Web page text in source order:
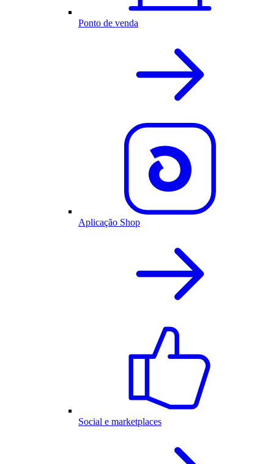
Ponto de venda
Aplicação Shop
Social e marketplaces